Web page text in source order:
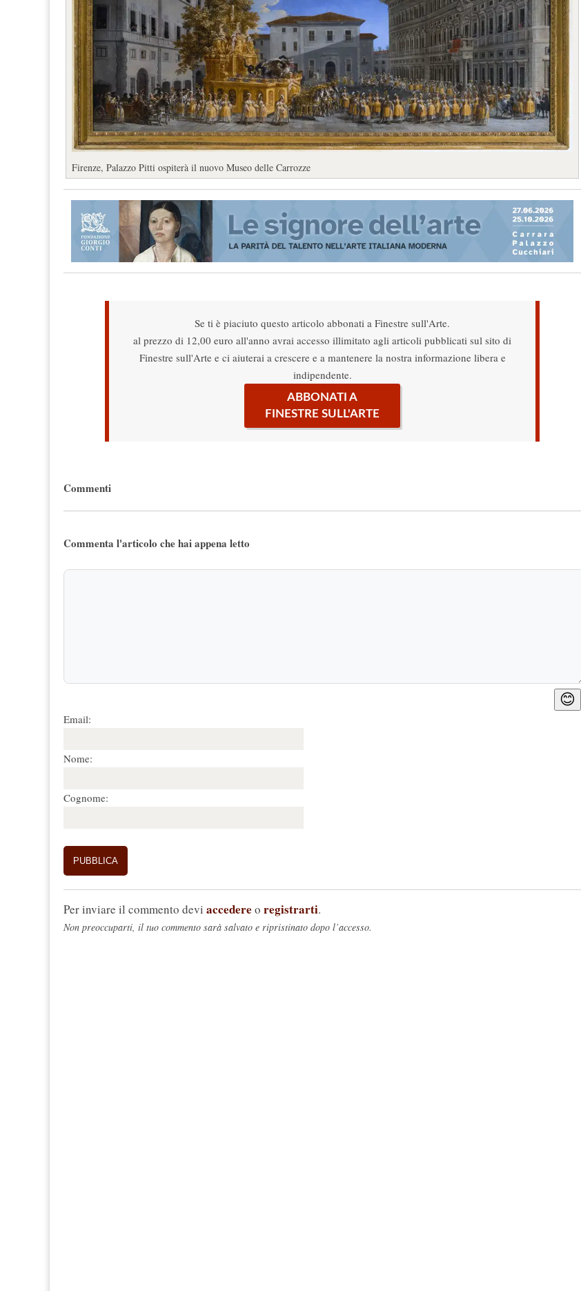
Firenze, Palazzo Pitti ospiterà il nuovo Museo delle Carrozze
Se ti è piaciuto questo articolo abbonati a Finestre sull'Arte.
al prezzo di 12,00 euro all'anno avrai accesso illimitato agli articoli pubblicati sul sito di
Finestre sull'Arte e ci aiuterai a crescere e a mantenere la nostra informazione libera e
indipendente.
ABBONATI A
FINESTRE SULL'ARTE
Commenti
Commenta l'articolo che hai appena letto
😊
Email:
Nome:
Cognome:
Per inviare il commento devi accedere o registrarti.
Non preoccuparti, il tuo commento sarà salvato e ripristinato dopo l’accesso.